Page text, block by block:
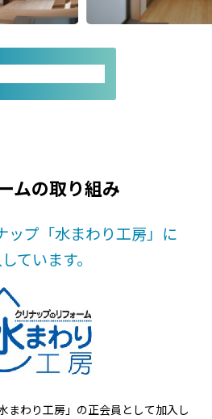
ムの取り組み
ップ「水まわり工房」に
ています。
まわり工房」の正会員として加入し